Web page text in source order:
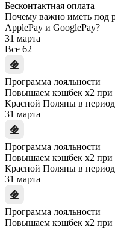
Бесконтактная оплата
Почему важно иметь под
ApplePay и GooglePay?
31 марта
Все 62
Программа лояльности
Повышаем кэшбек x2 при
Красной Поляны в период
31 марта
Программа лояльности
Повышаем кэшбек x2 при
Красной Поляны в период
31 марта
Программа лояльности
Повышаем кэшбек x2 при